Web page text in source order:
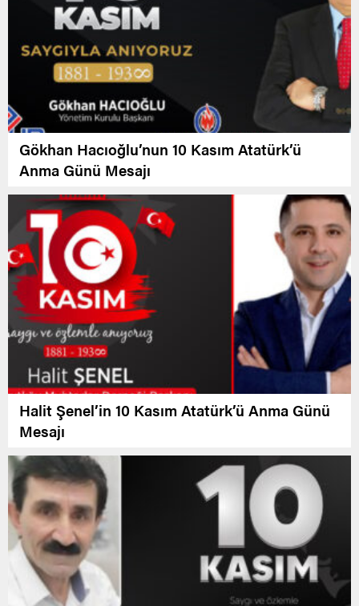
Gökhan Hacıoğlu’nun 10 Kasım Atatürk’ü
Anma Günü Mesajı
Halit Şenel’in 10 Kasım Atatürk’ü Anma Günü
Mesajı